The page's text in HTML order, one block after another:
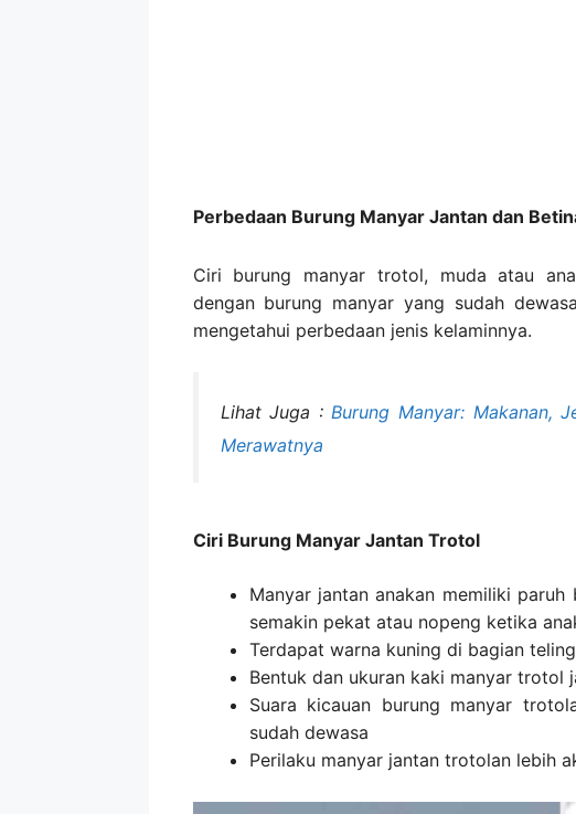
Perbedaan Burung Manyar Jantan dan
Ciri burung manyar trotol, muda atau
dengan burung manyar yang sudah
mengetahui perbedaan jenis kelaminnya.
Lihat Juga :Burung Manyar: Makanan,
Merawatnya
Ciri Burung Manyar Jantan Trotol
Manyar jantan anakan memiliki
semakin pekat atau nopeng ketika
Terdapat warna kuning di bagian
Bentuk dan ukuran kaki manyar trotol
Suara kicauan burung manyar
sudah dewasa
Perilaku manyar jantan trotolan lebih